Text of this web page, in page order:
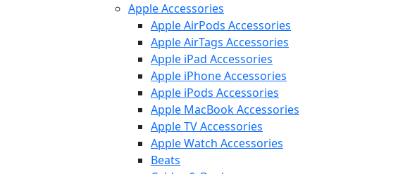
Apple Accessories
Apple AirPods Accessories
Apple AirTags Accessories
Apple iPad Accessories
Apple iPhone Accessories
Apple iPods Accessories
Apple MacBook Accessories
Apple TV Accessories
Apple Watch Accessories
Beats